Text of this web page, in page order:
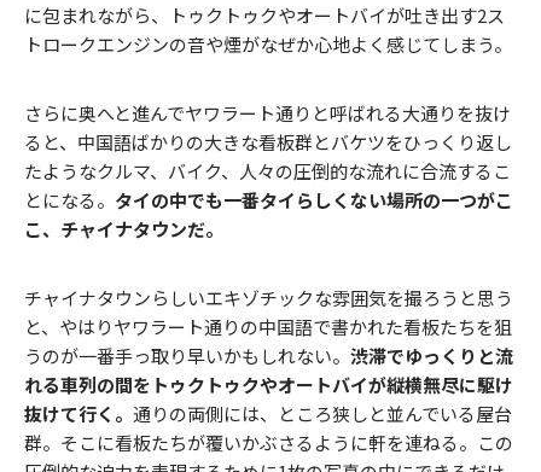
に包まれながら、トゥクトゥクやオートバイが吐き出す2ス
トロークエンジンの音や煙がなぜか心地よく感じてしまう。
さらに奥へと進んでヤワラート通りと呼ばれる大通りを抜け
ると、中国語ばかりの大きな看板群とバケツをひっくり返し
たようなクルマ、バイク、人々の圧倒的な流れに合流するこ
とになる。 タイの中でも一番タイらしくない場所の一つがこ
こ、チャイナタウンだ。
チャイナタウンらしいエキゾチックな雰囲気を撮ろうと思う
と、やはりヤワラート通りの中国語で書かれた看板たちを狙
うのが一番手っ取り早いかもしれない。 渋滞でゆっくりと流
れる車列の間をトゥクトゥクやオートバイが縦横無尽に駆け
抜けて行く。 通りの両側には、ところ狭しと並んでいる屋台
群。そこに看板たちが覆いかぶさるように軒を連ねる。この